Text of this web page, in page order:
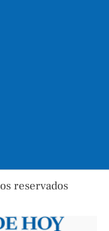
reservados